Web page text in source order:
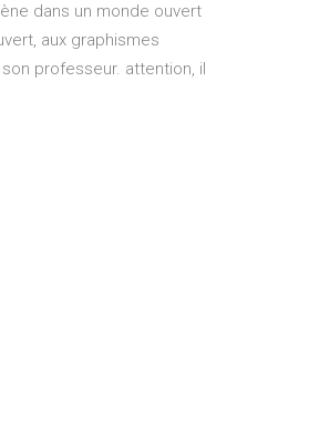
dans un monde ouvert
aux graphismes
professeur. attention, il